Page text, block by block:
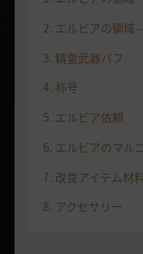
2. エルビアの領域
3. 精霊武器バフ
4. 称号
5. エルビア依頼
6. エルビアのマル
7. 改良アイテム材
8. アクセサリー